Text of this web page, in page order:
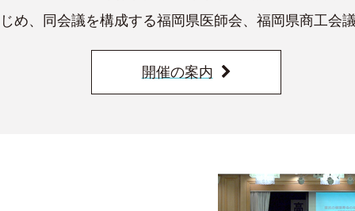
じめ、同会議を構成する福岡県医師会、福岡県商工会
開催の案内